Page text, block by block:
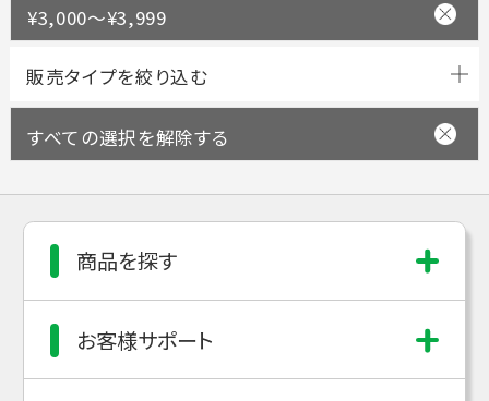
¥3,000～¥3,999
すべての選択を解除する
商品を探す
お客様サポート